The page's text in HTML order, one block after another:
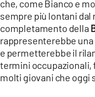
che, come Bianco e
sempre più lontani dal
completamento della
rappresenterebbe una
e permetterebbe il
termini occupazionali,
molti giovani che oggi